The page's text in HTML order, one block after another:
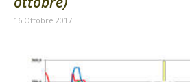
16 Ottobre 2017